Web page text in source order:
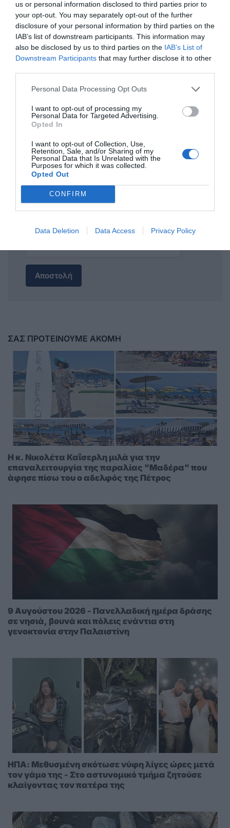
us or personal information disclosed to third parties prior to
your opt-out. You may separately opt-out of the further
disclosure of your personal information by third parties on the
IAB’s list of downstream participants. This information may
also be disclosed by us to third parties on the IAB’s List of
Downstream Participants that may further disclose it to other
Personal Data Processing Opt Outs
I want to opt-out of processing my
Personal Data for Targeted Advertising.
Opted In
I want to opt-out of Collection, Use,
Retention, Sale, and/or Sharing of my
Personal Data that Is Unrelated with the
Purposes for which it was collected.
Opted Out
CONFIRM
Data Deletion Data Access Privacy Policy
Πρόσθεσε ένα σχόλιο
ΟΝΟΜΑ
ΤΙΤΛΟΣ
ΣΧΟΛΙΟ
Αποστολή
ΣΑΣ ΠΡΟΤΕΙΝΟΥΜΕ ΑΚΟΜΗ
Η κ. Νικολέτα Καΐσερλη μιλά για την
επαναλειτουργία της παραλίας "Μαδέρα" που
άφησε πίσω του ο αδελφός της Πέτρος
9 Αυγούστου 2026 - Πανελλαδική ημέρα δράσης
σε νησιά, βουνά και πόλεις ενάντια στη
γενοκτονία στην Παλαιστίνη
ΗΠΑ: Μεθυσμένη σκότωσε νύφη λίγες ώρες μετά
τον γάμο της - Στο αστυνομικό τμήμα ζητούσε
κλαίγοντας τον πατέρα της